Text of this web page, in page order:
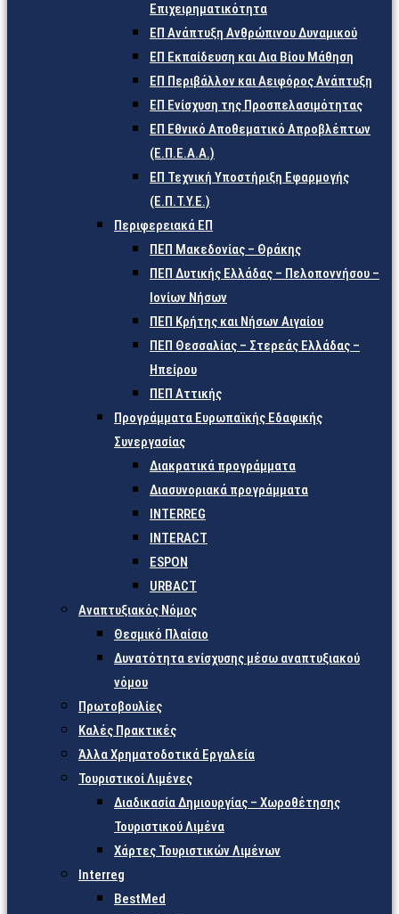
Επιχειρηματικότητα
ΕΠ Ανάπτυξη Ανθρώπινου Δυναμικού
ΕΠ Εκπαίδευση και Δια Βίου Μάθηση
ΕΠ Περιβάλλον και Αειφόρος Ανάπτυξη
ΕΠ Ενίσχυση της Προσπελασιμότητας
ΕΠ Εθνικό Αποθεματικό Απροβλέπτων
(Ε.Π.Ε.Α.Α.)
ΕΠ Τεχνική Υποστήριξη Εφαρμογής
(Ε.Π.Τ.Υ.Ε.)
Περιφερειακά ΕΠ
ΠΕΠ Μακεδονίας – Θράκης
ΠΕΠ Δυτικής Ελλάδας – Πελοποννήσου –
Ιονίων Νήσων
ΠΕΠ Κρήτης και Νήσων Αιγαίου
ΠΕΠ Θεσσαλίας – Στερεάς Ελλάδας –
Ηπείρου
ΠΕΠ Αττικής
Προγράμματα Ευρωπαϊκής Εδαφικής
Συνεργασίας
Διακρατικά προγράμματα
Διασυνοριακά προγράμματα
INTERREG
INTERACT
ESPON
URBACT
Αναπτυξιακός Νόμος
Θεσμικό Πλαίσιο
Δυνατότητα ενίσχυσης μέσω αναπτυξιακού
νόμου
Πρωτοβουλίες
Καλές Πρακτικές
Άλλα Χρηματοδοτικά Εργαλεία
Τουριστικοί Λιμένες
Διαδικασία Δημιουργίας – Χωροθέτησης
Τουριστικού Λιμένα
Χάρτες Τουριστικών Λιμένων
Interreg
BestMed